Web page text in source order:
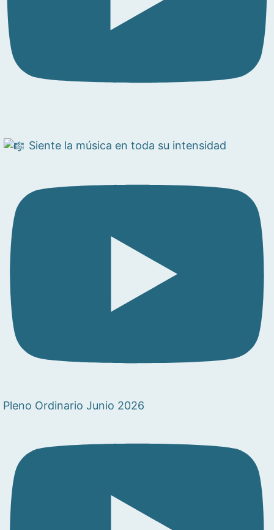
Siente la música en toda su intensidad
Pleno Ordinario Junio 2026